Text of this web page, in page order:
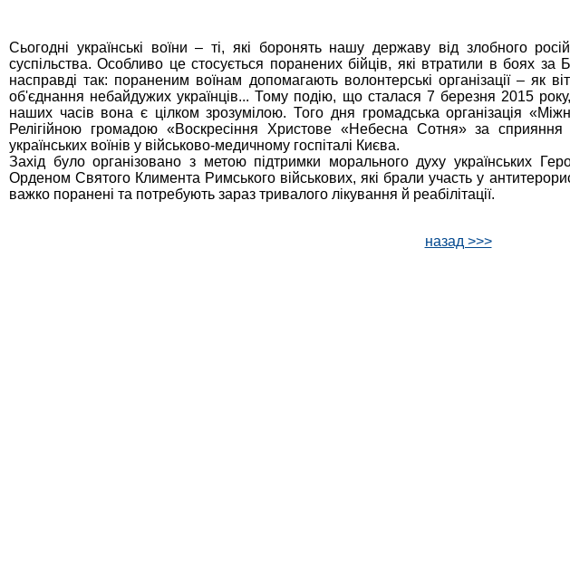
Сьогодні українські воїни – ті, які боронять нашу державу від злобного
суспільства. Особливо це стосується поранених бійців, які втратили в боях за
насправді так: пораненим воїнам допомагають волонтерські організації – як
об'єднання небайдужих українців... Тому подію, що сталася 7 березня 2015
наших часів вона є цілком зрозумілою. Того дня громадська організація
Релігійною громадою «Воскресіння Христове «Небесна Сотня» за
українських воїнів у військово-медичному госпіталі Києва.
Захід було організовано з метою підтримки морального духу українських
Орденом Святого Климента Римського військових, які брали участь у
важко поранені та потребують зараз тривалого лікування й реабілітації.
назад >>>